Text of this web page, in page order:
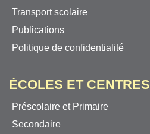
Transport scolaire
Publications
Politique de confidentialité
ÉCOLES ET CENTRES
Préscolaire et Primaire
Secondaire